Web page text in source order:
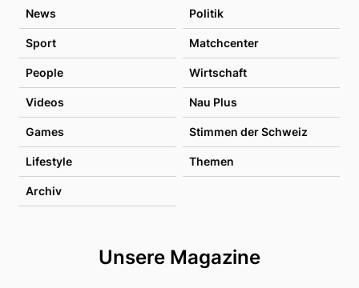
News Politik
Sport Matchcenter
People Wirtschaft
Videos Nau Plus
Games Stimmen der Schweiz
Lifestyle Themen
Archiv
Unsere Magazine